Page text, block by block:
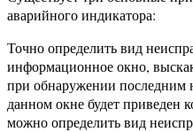
аварийного индикатора:
Точно определить вид
информационное окно,
при обнаружении последним
данном окне будет приведен
можно определить вид